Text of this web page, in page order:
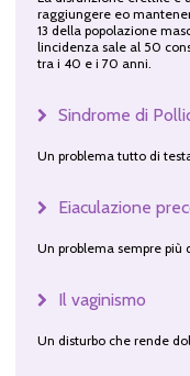
raggiungere eo
13 della popolazione
lincidenza sale al 50
tra i 40 e i 70 anni.
Sindrome di
Un problema tutto di
Eiaculazione
Un problema sempre più
Il vaginismo
Un disturbo che rende